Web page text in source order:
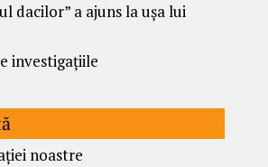
dacilor” a ajuns la ușa lui
investigațiile
noastre